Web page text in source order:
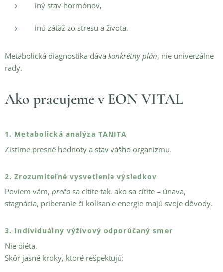
iný stav hormónov,
inú záťaž zo stresu a života.
Metabolická diagnostika dáva konkrétny plán, nie univerzálne
rady.
Ako pracujeme v EON VITAL
1. Metabolická analýza TANITA
Zistíme presné hodnoty a stav vášho organizmu.
2. Zrozumiteľné vysvetlenie výsledkov
Poviem vám, prečo sa cítite tak, ako sa cítite – únava,
stagnácia, priberanie či kolísanie energie majú svoje dôvody.
3. Individuálny výživový odporúčaný smer
Nie diéta.
Skôr jasné kroky, ktoré rešpektujú: